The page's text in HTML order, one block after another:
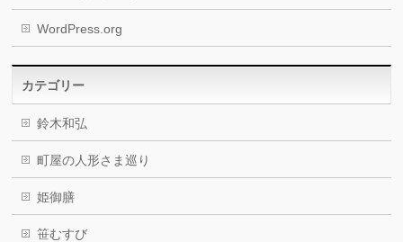
WordPress.org
カテゴリー
鈴木和弘
町屋の人形さま巡り
姫御膳
笹むすび